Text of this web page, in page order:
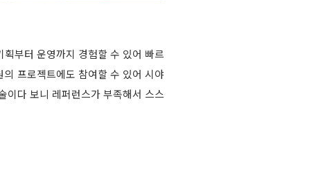
부터 운영까지 경험할 수 있어 빠르
프로젝트에도 참여할 수 있어 시야
이다 보니 레퍼런스가 부족해서 스스